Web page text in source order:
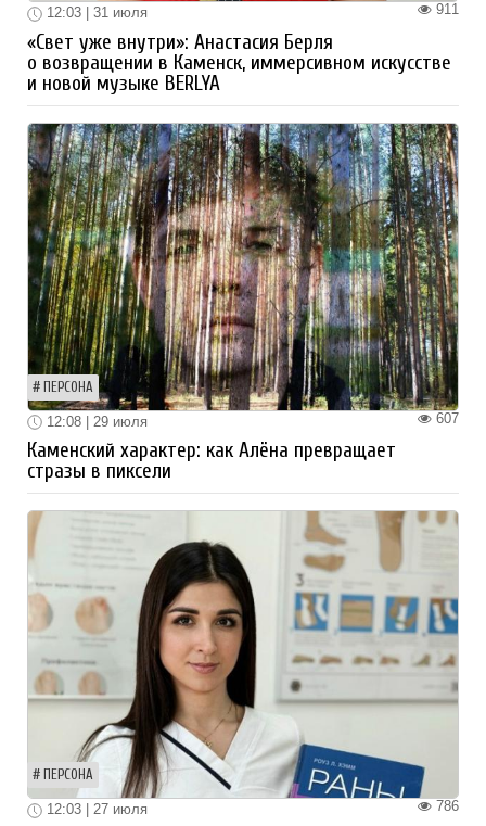
911
12:03 | 31 июля
«Свет уже внутри»: Анастасия Берля
о возвращении в Каменск, иммерсивном искусстве
и новой музыке BERLYA
ПЕРСОНА
607
12:08 | 29 июля
Каменский характер: как Алёна превращает
стразы в пиксели
ПЕРСОНА
786
12:03 | 27 июля